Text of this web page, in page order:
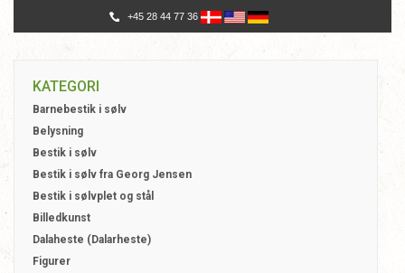
+45 28 44 77 36
KATEGORI
Barnebestik i sølv
Belysning
Bestik i sølv
Bestik i sølv fra Georg Jensen
Bestik i sølvplet og stål
Billedkunst
Dalaheste (Dalarheste)
Figurer